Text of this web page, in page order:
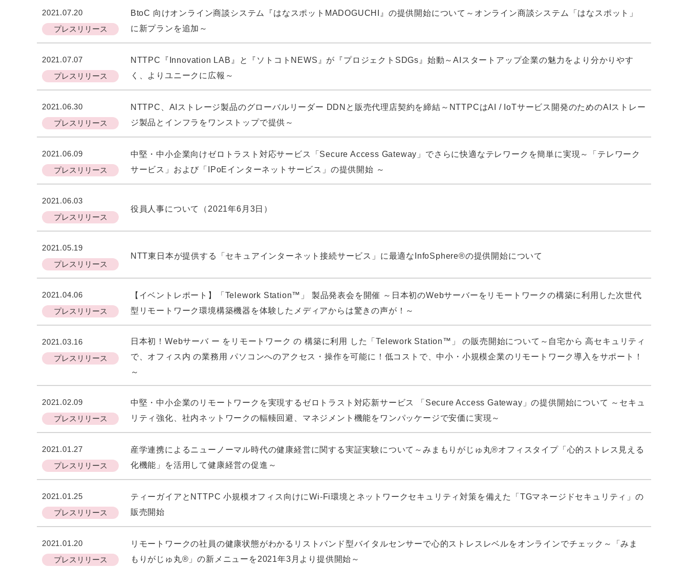
2021.07.20
プレスリリース
BtoC 向けオンライン商談システム『はなスポットMADOGUCHI』の提供開始について～オンライン商談システム「はなスポット」
に新プランを追加～
2021.07.07
プレスリリース
NTTPC『Innovation LAB』と『ソトコトNEWS』が『プロジェクトSDGs』始動～AIスタートアップ企業の魅力をより分かりやす
く、よりユニークに広報～
2021.06.30
プレスリリース
NTTPC、AIストレージ製品のグローバルリーダー DDNと販売代理店契約を締結～NTTPCはAI / IoTサービス開発のためのAIストレー
ジ製品とインフラをワンストップで提供～
2021.06.09
プレスリリース
中堅・中小企業向けゼロトラスト対応サービス「Secure Access Gateway」でさらに快適なテレワークを簡単に実現～「テレワーク
サービス」および「IPoEインターネットサービス」の提供開始 ～
2021.06.03
プレスリリース
役員人事について（2021年6月3日）
2021.05.19
プレスリリース
NTT東日本が提供する「セキュアインターネット接続サービス」に最適なInfoSphere®の提供開始について
2021.04.06
プレスリリース
【イベントレポート】「Telework Station™」 製品発表会を開催 ～日本初のWebサーバーをリモートワークの構築に利用した次世代
型リモートワーク環境構築機器を体験したメディアからは驚きの声が！～
2021.03.16
プレスリリース
日本初！Webサーバ ー をリモートワーク の 構築に利用 した「Telework Station™」 の販売開始について～自宅から 高セキュリティ
で、オフィス内 の業務用 パソコンへのアクセス・操作を可能に！低コストで、中小・小規模企業のリモートワーク導入をサポート！
～
2021.02.09
プレスリリース
中堅・中小企業のリモートワークを実現するゼロトラスト対応新サービス 「Secure Access Gateway」の提供開始について ～セキュ
リティ強化、社内ネットワークの輻輳回避、マネジメント機能をワンパッケージで安価に実現～
2021.01.27
プレスリリース
産学連携によるニューノーマル時代の健康経営に関する実証実験について～みまもりがじゅ丸®オフィスタイプ「心的ストレス見える
化機能」を活用して健康経営の促進～
2021.01.25
プレスリリース
ティーガイアとNTTPC 小規模オフィス向けにWi-Fi環境とネットワークセキュリティ対策を備えた「TGマネージドセキュリティ」の
販売開始
2021.01.20
プレスリリース
リモートワークの社員の健康状態がわかるリストバンド型バイタルセンサーで心的ストレスレベルをオンラインでチェック～「みま
もりがじゅ丸®」の新メニューを2021年3月より提供開始～